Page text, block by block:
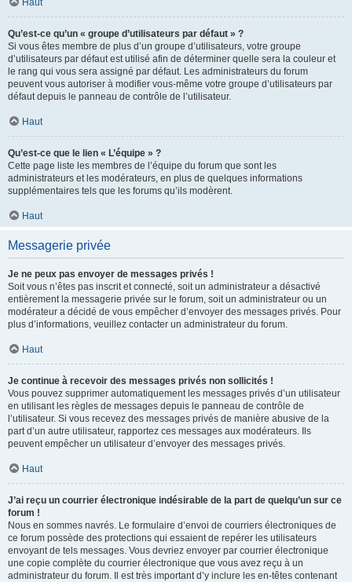
Haut
Qu’est-ce qu’un « groupe d’utilisateurs par défaut » ?
Si vous êtes membre de plus d’un groupe d’utilisateurs, votre groupe
d’utilisateurs par défaut est utilisé afin de déterminer quelle sera la couleur et
le rang qui vous sera assigné par défaut. Les administrateurs du forum
peuvent vous autoriser à modifier vous-même votre groupe d’utilisateurs par
défaut depuis le panneau de contrôle de l’utilisateur.
Haut
Qu’est-ce que le lien « L’équipe » ?
Cette page liste les membres de l’équipe du forum que sont les
administrateurs et les modérateurs, en plus de quelques informations
supplémentaires tels que les forums qu’ils modèrent.
Haut
Messagerie privée
Je ne peux pas envoyer de messages privés !
Soit vous n’êtes pas inscrit et connecté, soit un administrateur a désactivé
entièrement la messagerie privée sur le forum, soit un administrateur ou un
modérateur a décidé de vous empêcher d’envoyer des messages privés. Pour
plus d’informations, veuillez contacter un administrateur du forum.
Haut
Je continue à recevoir des messages privés non sollicités !
Vous pouvez supprimer automatiquement les messages privés d’un utilisateur
en utilisant les règles de messages depuis le panneau de contrôle de
l’utilisateur. Si vous recevez des messages privés de manière abusive de la
part d’un autre utilisateur, rapportez ces messages aux modérateurs. Ils
peuvent empêcher un utilisateur d’envoyer des messages privés.
Haut
J’ai reçu un courrier électronique indésirable de la part de quelqu’un sur ce
forum !
Nous en sommes navrés. Le formulaire d’envoi de courriers électroniques de
ce forum possède des protections qui essaient de repérer les utilisateurs
envoyant de tels messages. Vous devriez envoyer par courrier électronique
une copie complète du courrier électronique que vous avez reçu à un
administrateur du forum. Il est très important d’y inclure les en-têtes contenant